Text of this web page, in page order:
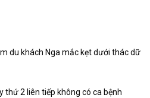
du khách Nga mắc kẹt dưới thác dữ
thứ 2 liên tiếp không có ca bệnh